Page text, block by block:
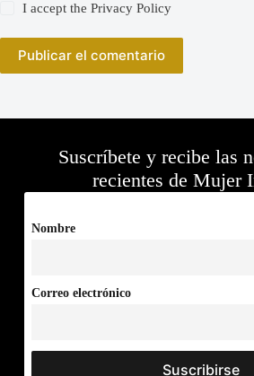
I accept thePrivacy Policy
Publicar el comentario
Suscríbete y recibe las
recientes de Mujer
Nombre
Correo electrónico